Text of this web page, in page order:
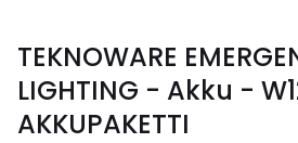
TEKNOWARE
LIGHTING - Akku -
AKKUPAKETTI